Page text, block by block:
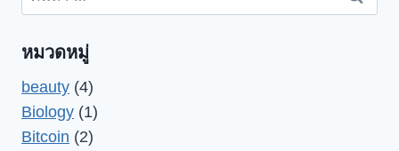
สำหรับ:
หมวดหมู่
beauty (4)
Biology (1)
Bitcoin (2)